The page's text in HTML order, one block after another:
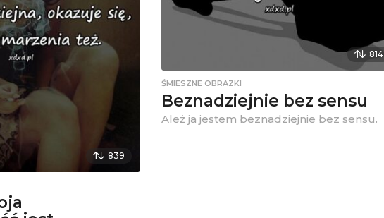
839
814
ŚMIESZNE OBRAZKI
Beznadziejnie bez sensu
Ależ ja jestem beznadziejnie bez sensu.